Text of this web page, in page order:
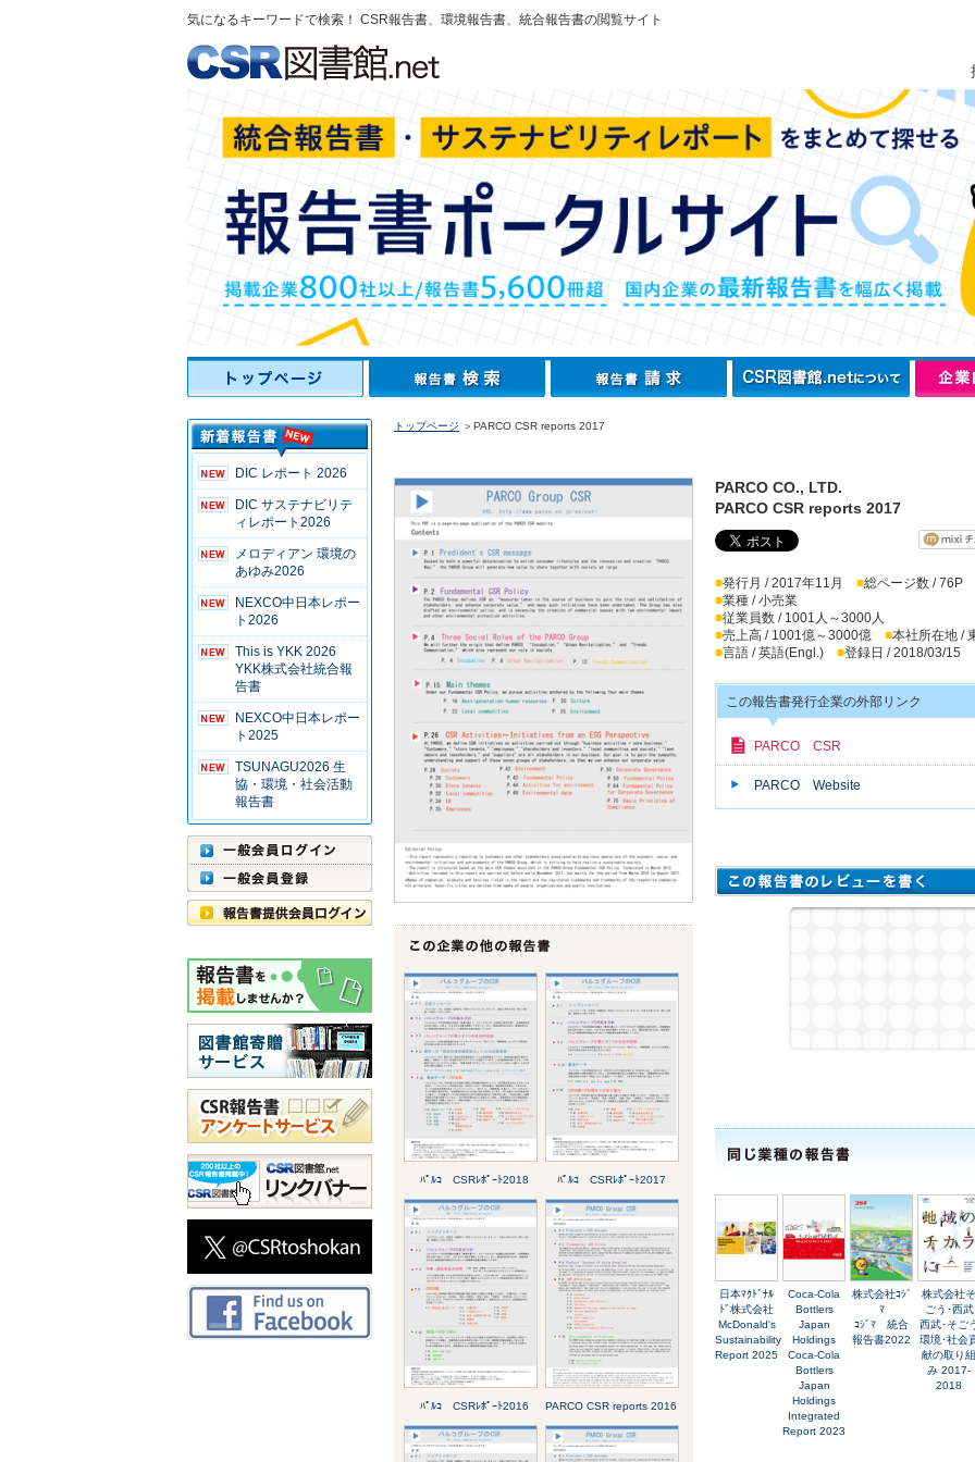
気になるキーワードで検索！ CSR報告書、環境報告書、統合報告書の閲覧サイト
DIC レポート 2026
DIC サステナビリテ
ィレポート2026
メロディアン 環境の
あゆみ2026
NEXCO中日本レポー
ト2026
This is YKK 2026
YKK株式会社統合報
告書
NEXCO中日本レポー
ト2025
TSUNAGU2026 生
協・環境・社会活動
報告書
トップページ ＞PARCO CSR reports 2017
ﾊﾟﾙｺ CSRﾚﾎﾟｰﾄ2018 ﾊﾟﾙｺ CSRﾚﾎﾟｰﾄ2017
ﾊﾟﾙｺ CSRﾚﾎﾟｰﾄ2016 PARCO CSR reports 2016
PARCO CO., LTD.
PARCO CSR reports 2017
■発行月 / 2017年11月 ■総ページ数 / 76P
■業種 / 小売業
■従業員数 / 1001人～3000人
■売上高 / 1001億～3000億 ■本社所在地 /
■言語 / 英語(Engl.) ■登録日 / 2018/03/15
この報告書発行企業の外部リンク
PARCO CSR
PARCO Website
日本ﾏｸﾄﾞﾅﾙ
ﾄﾞ株式会社
McDonald's
Sustainability
Report 2025
Coca-Cola
Bottlers
Japan
Holdings
Coca-Cola
Bottlers
Japan
Holdings
Integrated
Report 2023
株式会社ｺｼﾞ
ﾏ
ｺｼﾞﾏ 統合
報告書2022
株式会社そ
ごう･西武
西武･そご
環境･社会
献の取り組
み 2017-
2018